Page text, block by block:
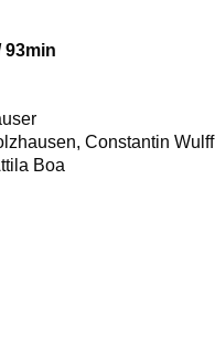
93min
Constantin Wulff
Boa